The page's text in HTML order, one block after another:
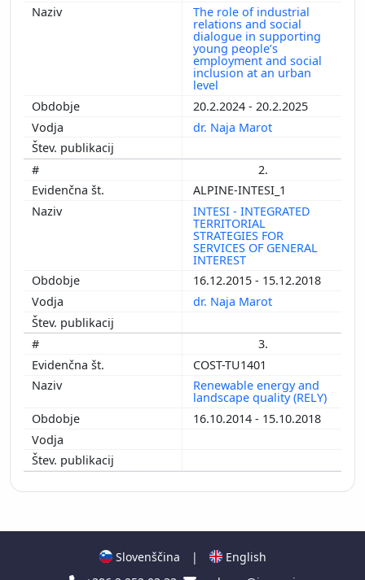
The role of industrial
relations and social
dialogue in supporting
young people’s
employment and social
inclusion at an urban
level
20.2.2024 - 20.2.2025
dr. Naja Marot
2.
ALPINE-INTESI_1
INTESI - INTEGRATED
TERRITORIAL
STRATEGIES FOR
SERVICES OF GENERAL
INTEREST
16.12.2015 - 15.12.2018
dr. Naja Marot
3.
COST-TU1401
Renewable energy and
landscape quality (RELY)
16.10.2014 - 15.10.2018
Slovenščina |
English